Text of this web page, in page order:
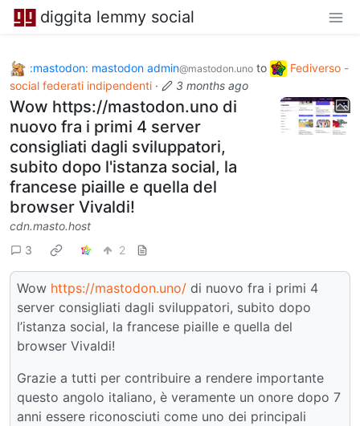
diggita lemmy social
:mastodon: mastodon admin@mastodon.uno to
Fediverso -
social federati indipendenti · 3 months ago
Wow https://mastodon.uno di
nuovo fra i primi 4 server
consigliati dagli sviluppatori,
subito dopo l'istanza social, la
francese piaille e quella del
browser Vivaldi!
cdn.masto.host
3
2
Wow https://mastodon.uno/ di nuovo fra i primi 4
server consigliati dagli sviluppatori, subito dopo
l’istanza social, la francese piaille e quella del
browser Vivaldi!
Grazie a tutti per contribuire a rendere importante
questo angolo italiano, è veramente un onore dopo 7
anni essere riconosciuti come uno dei principali